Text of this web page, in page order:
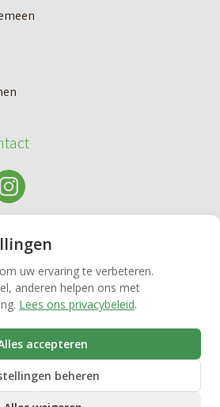
van Makelaardij Hoekstra
Hoekstra
uw ervaring te verbeteren.
anderen helpen ons met
Lees ons privacybeleid.
accepteren
beheren